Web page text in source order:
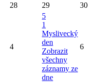
28 29 30
4
5
1
Myslivecký
den
Zobrazit
všechny
záznamy ze
dne
6